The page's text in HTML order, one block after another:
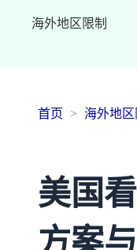
海外地区限制
首页 海外地区
美国
方案